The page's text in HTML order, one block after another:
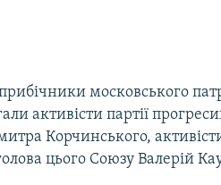
московського
активісти партії
Корчинського,
цього Союзу Валерій